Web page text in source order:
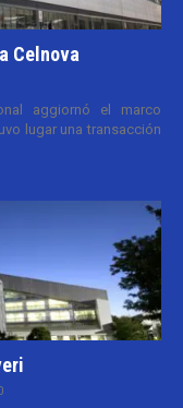
Celnova
aggiornó el marco
lugar una transacción